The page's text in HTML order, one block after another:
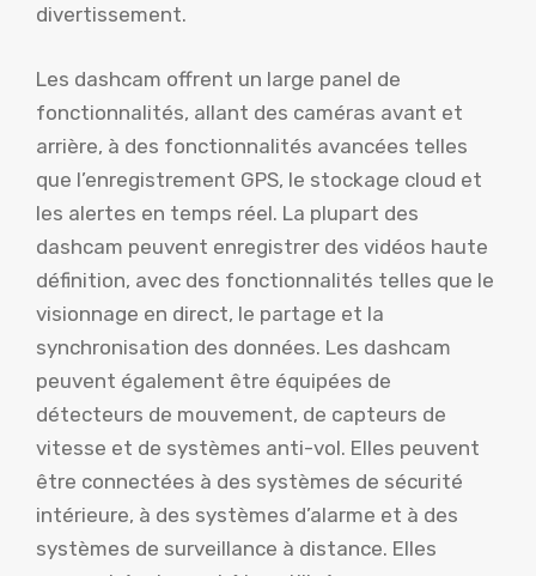
divertissement.
Les dashcam offrent un large panel de
fonctionnalités, allant des caméras avant et
arrière, à des fonctionnalités avancées telles
que l’enregistrement GPS, le stockage cloud et
les alertes en temps réel. La plupart des
dashcam peuvent enregistrer des vidéos haute
définition, avec des fonctionnalités telles que le
visionnage en direct, le partage et la
synchronisation des données. Les dashcam
peuvent également être équipées de
détecteurs de mouvement, de capteurs de
vitesse et de systèmes anti-vol. Elles peuvent
être connectées à des systèmes de sécurité
intérieure, à des systèmes d’alarme et à des
systèmes de surveillance à distance. Elles